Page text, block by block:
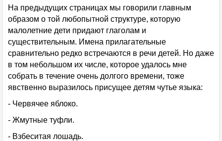
На предыдущих страницах мы говорили главным
образом о той любопытной структуре, которую
малолетние дети придают глаголам и
существительным. Имена прилагательные
сравнительно редко встречаются в речи детей. Но даже
в том небольшом их числе, которое удалось мне
собрать в течение очень долгого времени, тоже
явственно выразилось присущее детям чутье языка:
- Червячее яблоко.
- Жмутные туфли.
- Взбеситая лошадь.